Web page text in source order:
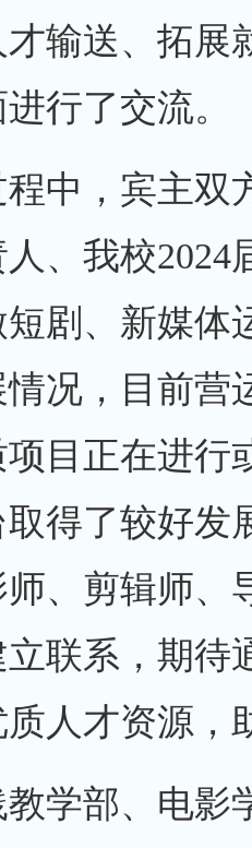
输送、拓展
行了交流。
，宾主双
、我校
剧、新媒体
况，目前营
目正在进行
得了较好发
、剪辑师、
联系，期待
人才资源，
部、电影